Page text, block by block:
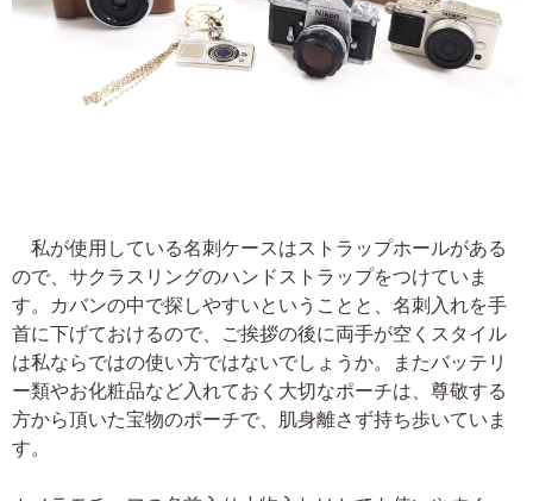
私が使用している名刺ケースはストラップホールがある
ので、サクラスリングのハンドストラップをつけていま
す。カバンの中で探しやすいということと、名刺入れを手
首に下げておけるので、ご挨拶の後に両手が空くスタイル
は私ならではの使い方ではないでしょうか。またバッテリ
ー類やお化粧品など入れておく大切なポーチは、尊敬する
方から頂いた宝物のポーチで、肌身離さず持ち歩いていま
す。